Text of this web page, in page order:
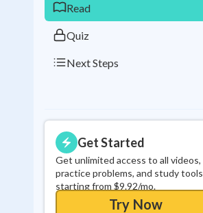
Read
Quiz
Next Steps
Get Started
Get unlimited access to all videos,
practice problems, and study tools
starting from $9.92/mo.
Try Now